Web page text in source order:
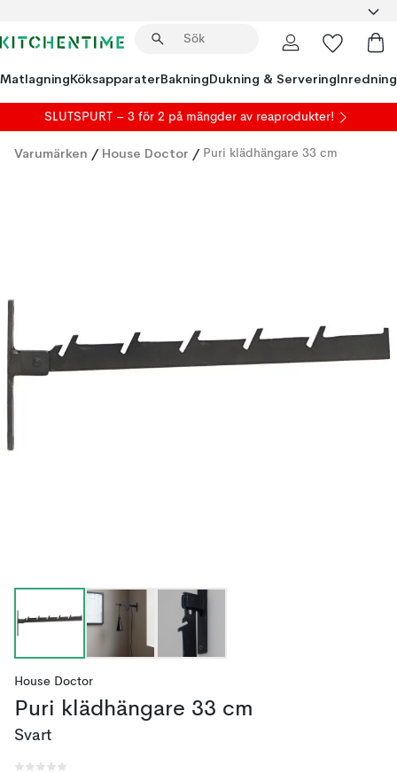
MatlagningKöksapparaterBakningDukning & ServeringInredning
SLUTSPURT – 3 för 2 på mängder av reaprodukter!
Varumärken / House Doctor / Puri klädhängare 33 cm
House Doctor
Puri klädhängare 33 cm
Svart